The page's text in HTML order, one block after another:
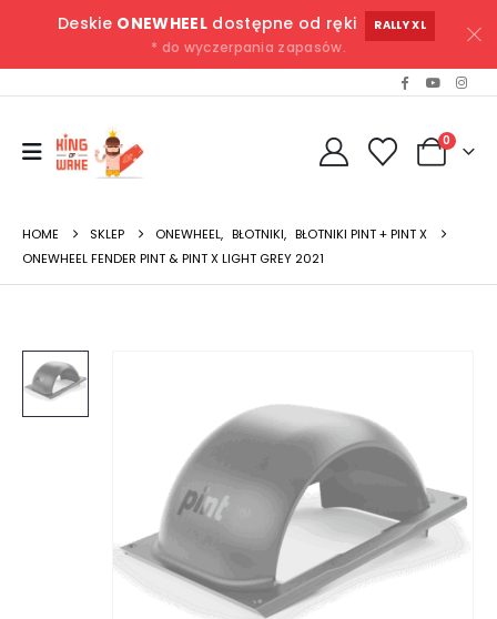
Deskie ONEWHEELdostępne od ręki RALLY XL
* do wyczerpania zapasów.
0
HOME SKLEP ONEWHEEL, BŁOTNIKI, BŁOTNIKI PINT + PINT X
ONEWHEEL FENDER PINT & PINT X LIGHT GREY 2021